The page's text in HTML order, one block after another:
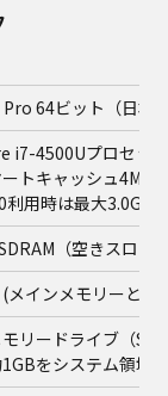
64ビット（日本
i7-4500Uプロセッ
トキャッシュ4MB
利用時は最大3.0GHz
（空きスロッ
メインメモリーと共
リードライブ（
をシステム領域